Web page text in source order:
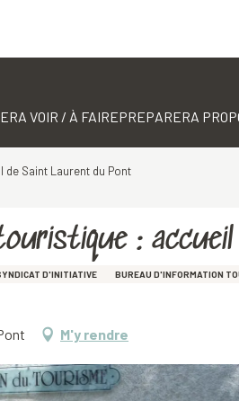
A VOIR / À FAIREPREPARERA
Saint Laurent du Pont
:
D'INITIATIVE BUREAU D'INFORMATION
M'y rendre